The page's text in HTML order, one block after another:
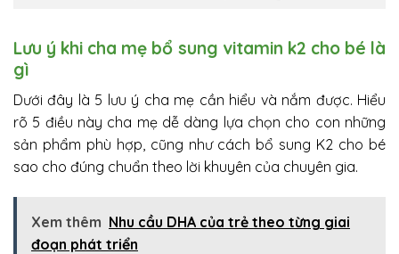
Lưu ý khi cha mẹ bổ sung vitamin k2 cho bé là
gì
Dưới đây là 5 lưu ý cha mẹ cần hiểu và nắm được. Hiểu
rõ 5 điều này cha mẹ dễ dàng lựa chọn cho con những
sản phẩm phù hợp, cũng như cách bổ sung K2 cho bé
sao cho đúng chuẩn theo lời khuyên của chuyên gia.
Xem thêm Nhu cầu DHA của trẻ theo từng giai
đoạn phát triển